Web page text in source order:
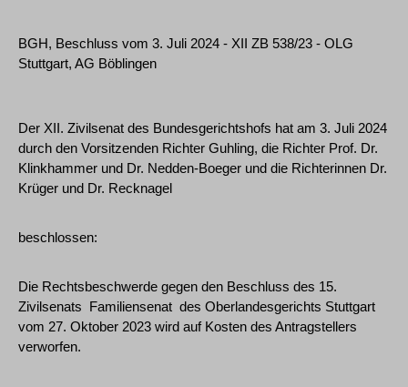
BGH, Beschluss vom 3. Juli 2024 - XII ZB 538/23 - OLG
Stuttgart, AG Böblingen
Der XII. Zivilsenat des Bundesgerichtshofs hat am 3. Juli 2024
durch den Vorsitzenden Richter Guhling, die Richter Prof. Dr.
Klinkhammer und Dr. Nedden-Boeger und die Richterinnen Dr.
Krüger und Dr. Recknagel
beschlossen:
Die Rechtsbeschwerde gegen den Beschluss des 15.
Zivilsenats ­ Familiensenat ­ des Oberlandesgerichts Stuttgart
vom 27. Oktober 2023 wird auf Kosten des Antragstellers
verworfen.